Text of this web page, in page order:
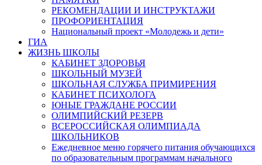
РЕКОМЕНДАЦИИ И ИНСТРУКТАЖИ
ПРОФОРИЕНТАЦИЯ
Национальный проект «Молодежь и дети»
ГИА
ЖИЗНЬ ШКОЛЫ
КАБИНЕТ ЗДОРОВЬЯ
ШКОЛЬНЫЙ МУЗЕЙ
ШКОЛЬНАЯ СЛУЖБА ПРИМИРЕНИЯ
КАБИНЕТ ПСИХОЛОГА
ЮНЫЕ ГРАЖДАНЕ РОССИИ
ОЛИМПИЙСКИЙ РЕЗЕРВ
ВСЕРОССИЙСКАЯ ОЛИМПИАДА
ШКОЛЬНИКОВ
Ежедневное меню горячего питания обучающихся
по образовательным программам начального